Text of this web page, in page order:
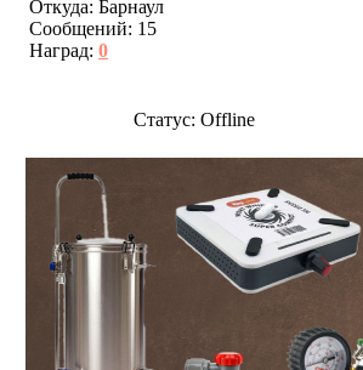
Откуда: Барнаул
Сообщений: 15
Наград: 0
Статус: Offline